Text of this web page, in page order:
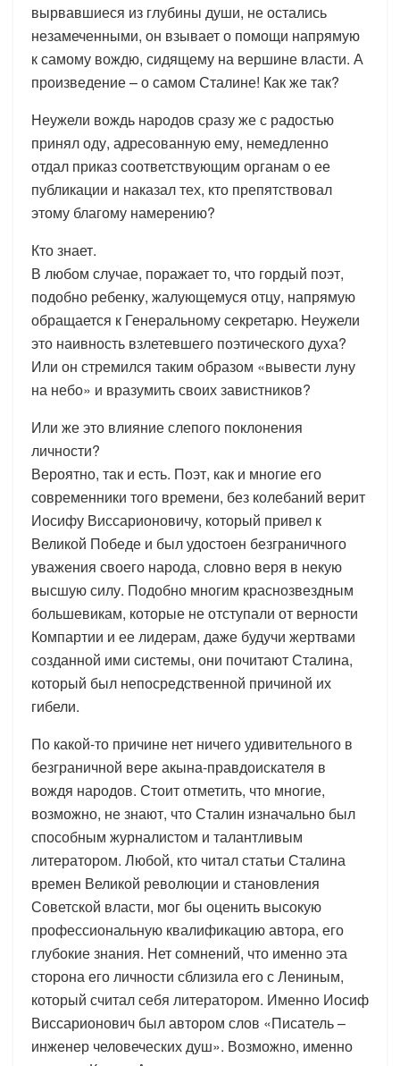
вырвавшиеся из глубины души, не остались
незамеченными, он взывает о помощи напрямую
к самому вождю, сидящему на вершине власти. А
произведение – о самом Сталине! Как же так?
Неужели вождь народов сразу же с радостью
принял оду, адресованную ему, немедленно
отдал приказ соответствующим органам о ее
публикации и наказал тех, кто препятствовал
этому благому намерению?
Кто знает.
В любом случае, поражает то, что гордый поэт,
подобно ребенку, жалующемуся отцу, напрямую
обращается к Генеральному секретарю. Неужели
это наивность взлетевшего поэтического духа?
Или он стремился таким образом «вывести луну
на небо» и вразумить своих завистников?
Или же это влияние слепого поклонения
личности?
Вероятно, так и есть. Поэт, как и многие его
современники того времени, без колебаний верит
Иосифу Виссарионовичу, который привел к
Великой Победе и был удостоен безграничного
уважения своего народа, словно веря в некую
высшую силу. Подобно многим краснозвездным
большевикам, которые не отступали от верности
Компартии и ее лидерам, даже будучи жертвами
созданной ими системы, они почитают Сталина,
который был непосредственной причиной их
гибели.
По какой-то причине нет ничего удивительного в
безграничной вере акына-правдоискателя в
вождя народов. Стоит отметить, что многие,
возможно, не знают, что Сталин изначально был
способным журналистом и талантливым
литератором. Любой, кто читал статьи Сталина
времен Великой революции и становления
Советской власти, мог бы оценить высокую
профессиональную квалификацию автора, его
глубокие знания. Нет сомнений, что именно эта
сторона его личности сблизила его с Лениным,
который считал себя литератором. Именно Иосиф
Виссарионович был автором слов «Писатель –
инженер человеческих душ». Возможно, именно